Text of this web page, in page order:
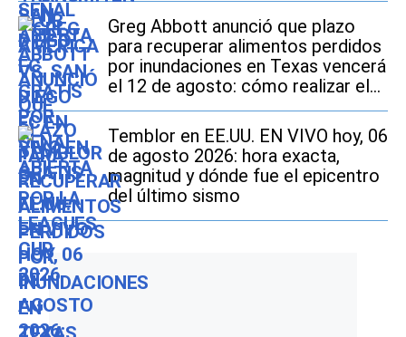
Greg Abbott anunció que plazo
para recuperar alimentos perdidos
por inundaciones en Texas vencerá
el 12 de agosto: cómo realizar el
trámite si soy beneficiario de
SNAP
Temblor en EE.UU. EN VIVO hoy, 06
de agosto 2026: hora exacta,
magnitud y dónde fue el epicentro
del último sismo